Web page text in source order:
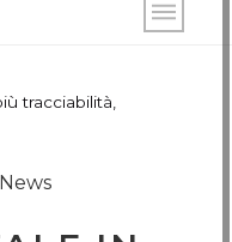
tracciabilità,
News